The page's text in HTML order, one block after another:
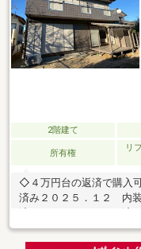
2階建て
所有権
リ
◇４万円台の返済で購入
済み２０２５．１２ 内